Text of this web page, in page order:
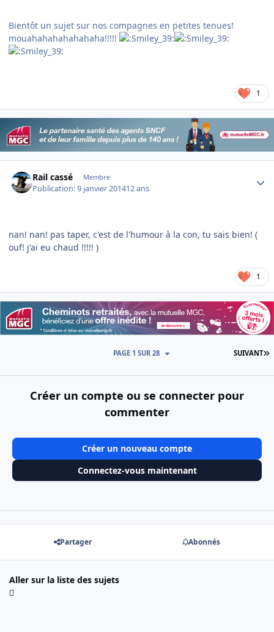
Bientôt un sujet sur nos compagnes en petites tenues!
mouahahahahahahaha!!!!!
1
Rail cassé Membre
Publication:9 janvier 201412 ans
nan! nan! pas taper, c'est de l'humour à la con, tu sais bien! (
ouf! j'ai eu chaud !!!!! )
1
SUIVANT
PAGE 1 SUR 28
Créer un compte ou se connecter pour
commenter
Créer un nouveau compte
Connectez-vous maintenant
Partager Abonnés
Aller sur la liste des sujets